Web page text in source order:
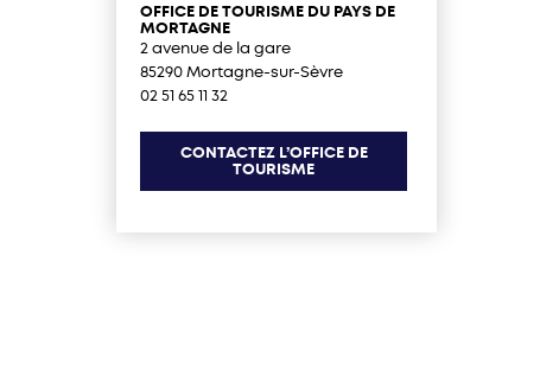
OFFICE DE TOURISME DU PAYS DE
MORTAGNE
2 avenue de la gare
85290 Mortagne-sur-Sèvre
02 51 65 11 32
CONTACTEZ L’OFFICE DE
TOURISME